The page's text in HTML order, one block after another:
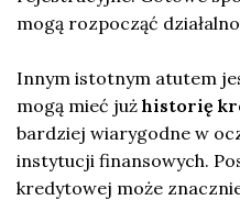
mogą rozpocząć
Innym istotnym atutem
mogą mieć już historię
bardziej wiarygodne w
instytucji finansowych.
kredytowej może